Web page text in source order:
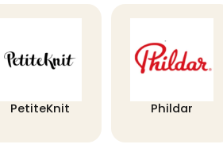
PetiteKnit Phildar